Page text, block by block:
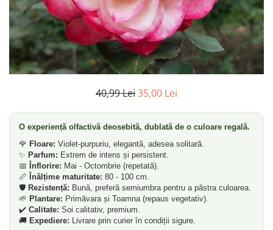
Tuia
Arbori Ornamentali
Arbusti
Catina
Coacaz
Zmeura
Arbusti cu flori
Bulbi
Bulbi de Crini
Bulbi de Lalele
Bulbi de Narcise
Magnolii
40,99 Lei35,00 Lei
O experiență olfactivă deosebită, dublată de o culoare regală.
🌹 Floare: Violet-purpuriu, elegantă, adesea solitară.
✨ Parfum: Extrem de intens și persistent.
📅
Înflorire: Mai - Octombrie (repetată).
📏 Înălțime maturitate: 80 - 100 cm.
🛡️ Rezistență: Bună, preferă semiumbra pentru a păstra culoarea.
🌱 Plantare: Primăvara și Toamna (repaus vegetativ).
✔️ Calitate: Soi calitativ, premium.
🚚 Expediere: Livrare prin curier în condiții sigure.